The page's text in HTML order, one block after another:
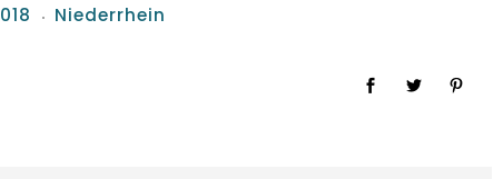
Niederrhein